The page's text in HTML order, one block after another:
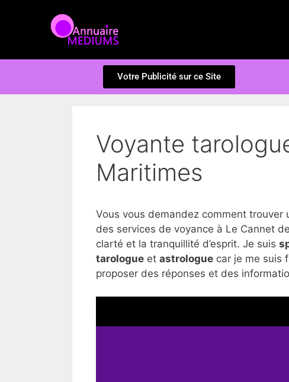
Votre Publicité sur ce Site
Voyante
Maritimes
Vous vous demandez comment trouver
des services de voyance à Le Cannet
clarté et la tranquillité d’esprit. Je suis
tarologue et astrologue car je me suis
proposer des réponses et des